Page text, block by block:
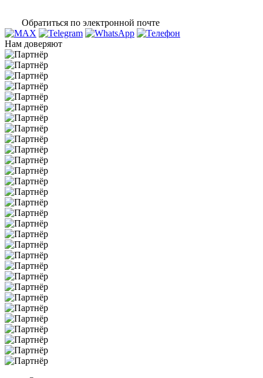
Обратиться по электронной почте
Нам доверяют